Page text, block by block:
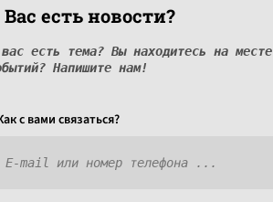
есть новости?
есть тема? Вы находитесь на месте
Напишите нам!
c вами связаться?